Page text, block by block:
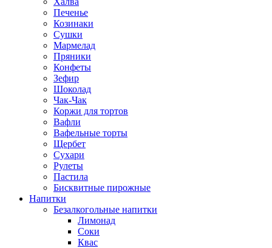
Печенье
Козинаки
Сушки
Мармелад
Пряники
Конфеты
Зефир
Шоколад
Чак-Чак
Коржи для тортов
Вафли
Вафельные торты
Щербет
Сухари
Рулеты
Пастила
Бисквитные пирожные
Напитки
Безалкогольные напитки
Лимонад
Соки
Квас